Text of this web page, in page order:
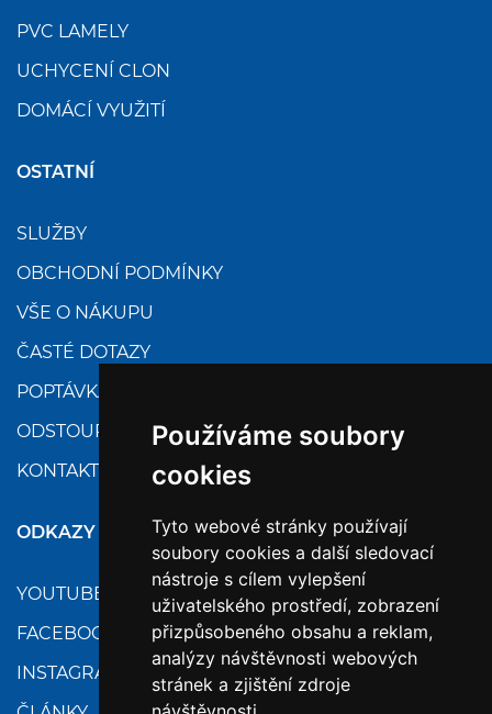
Používáme soubory
cookies
Tyto webové stránky používají
soubory cookies a další sledovací
nástroje s cílem vylepšení
uživatelského prostředí, zobrazení
přizpůsobeného obsahu a reklam,
analýzy návštěvnosti webových
stránek a zjištění zdroje
PVC LAMELY
UCHYCENÍ CLON
DOMÁCÍ VYUŽITÍ
OSTATNÍ
SLUŽBY
OBCHODNÍ PODMÍNKY
VŠE O NÁKUPU
ČASTÉ DOTAZY
POPTÁVKA
ODSTOUPENÍ
KONTAKTY
ODKAZY
YOUTUBE
FACEBOOK
INSTAGRAM